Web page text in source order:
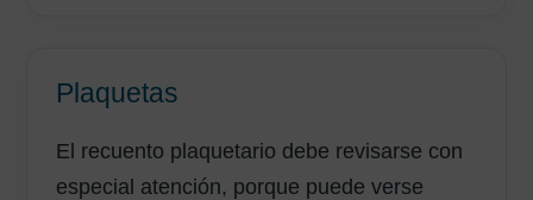
Plaquetas
El recuento plaquetario debe revisarse con
especial atención, porque puede verse